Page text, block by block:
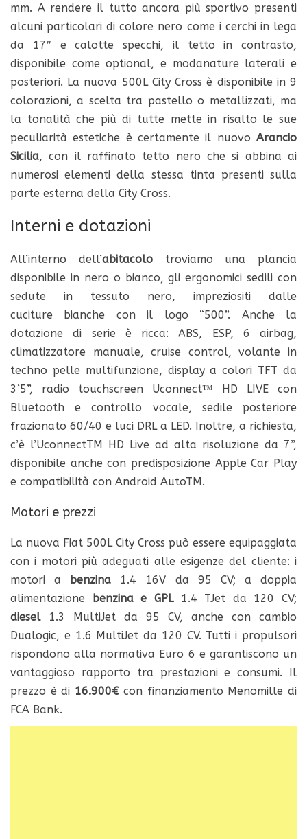
mm. A rendere il tutto ancora più sportivo presenti
alcuni particolari di colore nero come i cerchi in lega
da 17″ e calotte specchi, il tetto in contrasto,
disponibile come optional, e modanature laterali e
posteriori. La nuova 500L City Cross è disponibile in 9
colorazioni, a scelta tra pastello o metallizzati, ma
la tonalità che più di tutte mette in risalto le sue
peculiarità estetiche è certamente il nuovo Arancio
Sicilia, con il raffinato tetto nero che si abbina ai
numerosi elementi della stessa tinta presenti sulla
parte esterna della City Cross.
Interni e dotazioni
All’interno dell’abitacolotroviamo una plancia
disponibile in nero o bianco, gli ergonomici sedili con
sedute in tessuto nero, impreziositi dalle
cuciture
bianche con il logo “500”. Anche la
dotazione di serie è ricca: ABS, ESP, 6 airbag,
climatizzatore manuale, cruise control, volante in
techno pelle multifunzione, display a colori TFT da
3’5”, radio touchscreen Uconnect™ HD LIVE con
Bluetooth e controllo vocale, sedile posteriore
frazionato 60/40 e luci DRL a LED. Inoltre, a richiesta,
c’è l’UconnectTM HD Live ad alta risoluzione da 7”,
disponibile anche con predisposizione Apple Car Play
e compatibilità con Android AutoTM.
Motori e prezzi
La nuova Fiat 500L City Cross può essere equipaggiata
con i motori più adeguati alle esigenze del cliente: i
motori a benzina 1.4 16V da 95 CV; a doppia
alimentazione
benzina e GPL1.4 TJet da 120 CV;
diesel1.3 MultiJet da 95 CV, anche con cambio
Dualogic, e 1.6 MultiJet da 120 CV. Tutti i propulsori
rispondono alla normativa Euro 6 e garantiscono un
vantaggioso rapporto tra prestazioni e consumi. Il
prezzo è di 16.900€con finanziamento Menomille di
FCA Bank.